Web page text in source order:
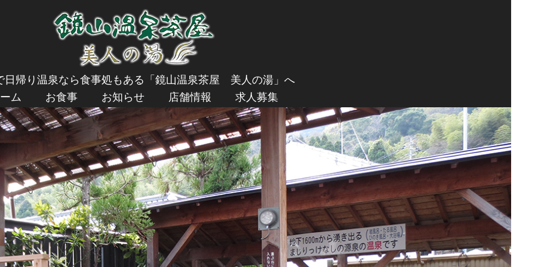
日帰り温泉なら食事処もある「鏡山温泉茶屋 美人の湯」へ
ム
お食事 お知らせ 店舗情報 求人募集